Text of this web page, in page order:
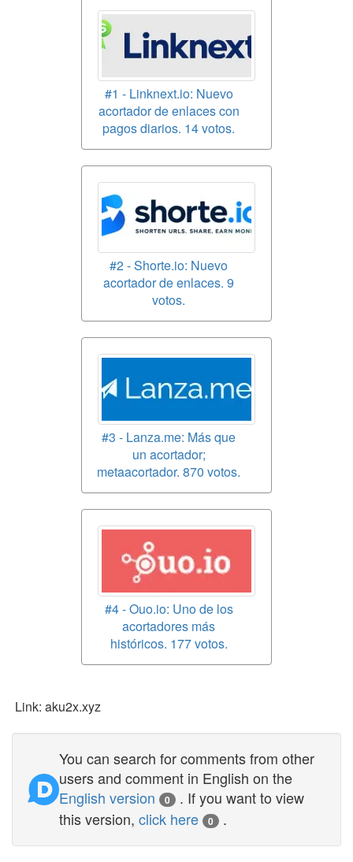
#1 - Linknext.io: Nuevo
acortador de enlaces con
pagos diarios. 14 votos.
#2 - Shorte.io: Nuevo
acortador de enlaces. 9
votos.
#3 - Lanza.me: Más que
un acortador;
metaacortador. 870 votos.
#4 - Ouo.io: Uno de los
acortadores más
históricos. 177 votos.
Link: aku2x.xyz
You can search for comments from other
users and comment in English on the
English version
0
. If you want to view
this version,click here 0 .